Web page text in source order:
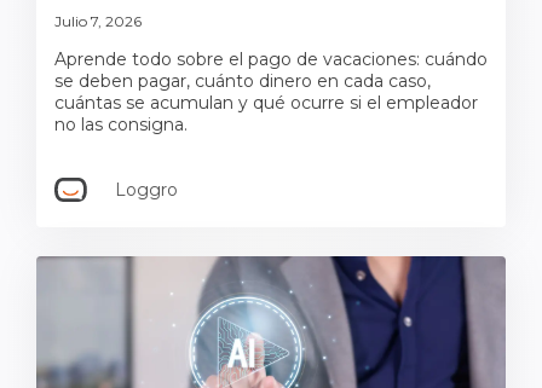
Julio 7, 2026
Aprende todo sobre el pago de vacaciones: cuándo
se deben pagar, cuánto dinero en cada caso,
cuántas se acumulan y qué ocurre si el empleador
no las consigna.
Loggro